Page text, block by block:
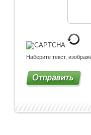
Наберите текст,